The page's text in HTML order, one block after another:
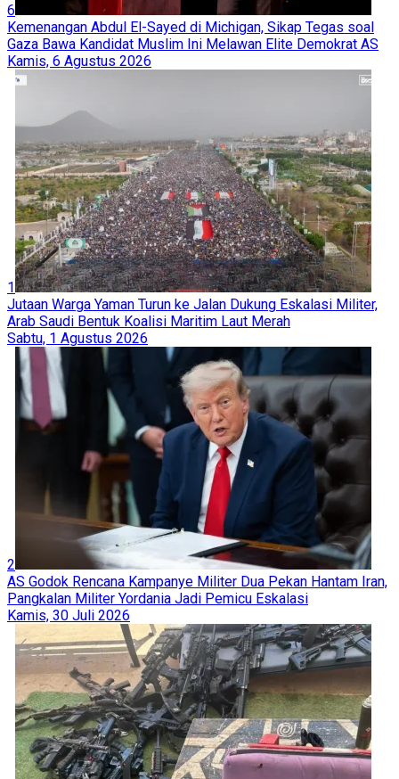
6
Kemenangan Abdul El-Sayed di Michigan, Sikap Tegas soal
Gaza Bawa Kandidat Muslim Ini Melawan Elite Demokrat AS
Kamis, 6 Agustus 2026
1
Jutaan Warga Yaman Turun ke Jalan Dukung Eskalasi Militer,
Arab Saudi Bentuk Koalisi Maritim Laut Merah
Sabtu, 1 Agustus 2026
2
AS Godok Rencana Kampanye Militer Dua Pekan Hantam Iran,
Pangkalan Militer Yordania Jadi Pemicu Eskalasi
Kamis, 30 Juli 2026